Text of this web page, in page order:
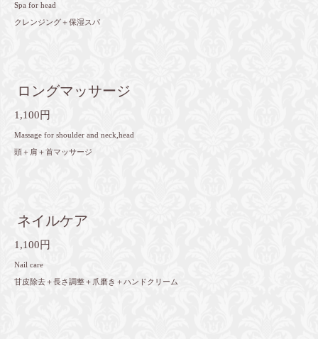
Spa for head
クレンジング＋保湿スパ
ロングマッサージ
1,100円
Massage for shoulder and neck,head
頭＋肩＋首マッサージ
ネイルケア
1,100円
Nail care
甘皮除去＋長さ調整＋爪磨き＋ハンドクリーム